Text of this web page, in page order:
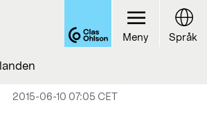
2015-06-10 07:05 CET
Meny Språk